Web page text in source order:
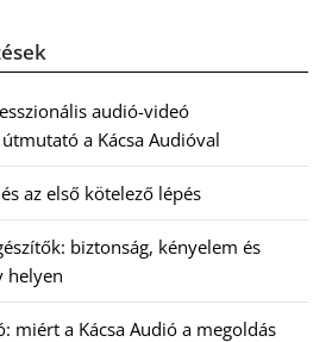
audió-videó
a Kácsa Audióval
az első kötelező lépés
biztonság, kényelem és
helyen
miért a Kácsa Audió a megoldás